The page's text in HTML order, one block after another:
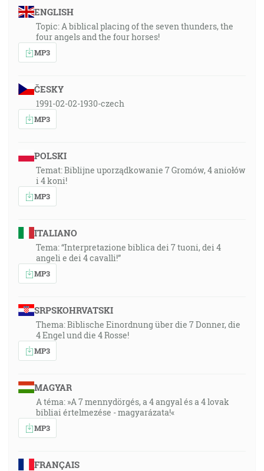
ENGLISH
Topic: A biblical placing of the seven thunders, the
four angels and the four horses!
MP3
ČESKY
1991-02-02-1930-czech
MP3
POLSKI
Temat: Biblijne uporządkowanie 7 Gromów, 4 aniołów
i 4 koni!
MP3
ITALIANO
Tema: “Interpretazione biblica dei 7 tuoni, dei 4
angeli e dei 4 cavalli!”
MP3
SRPSKOHRVATSKI
Thema: Biblische Einordnung über die 7 Donner, die
4 Engel und die 4 Rosse!
MP3
MAGYAR
A téma: »A 7 mennydörgés, a 4 angyal és a 4 lovak
bibliai értelmezése - magyarázata!«
MP3
FRANÇAIS